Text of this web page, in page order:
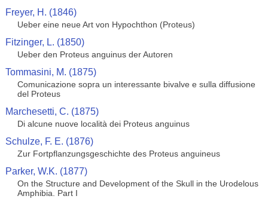
Freyer, H. (1846)
Ueber eine neue Art von Hypochthon (Proteus)
Fitzinger, L. (1850)
Ueber den Proteus anguinus der Autoren
Tommasini, M. (1875)
Comunicazione sopra un interessante bivalve e sulla diffusione
del Proteus
Marchesetti, C. (1875)
Di alcune nuove località dei Proteus anguinus
Schulze, F. E. (1876)
Zur Fortpflanzungsgeschichte des Proteus anguineus
Parker, W.K. (1877)
On the Structure and Development of the Skull in the Urodelous
Amphibia. Part I